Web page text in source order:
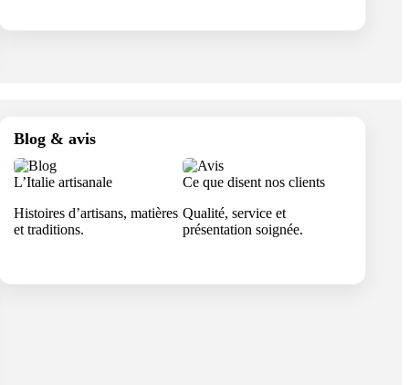
Blog & avis
L’Italie artisanale
Histoires d’artisans, matières
et traditions.
Ce que disent nos clients
Qualité, service et
présentation soignée.